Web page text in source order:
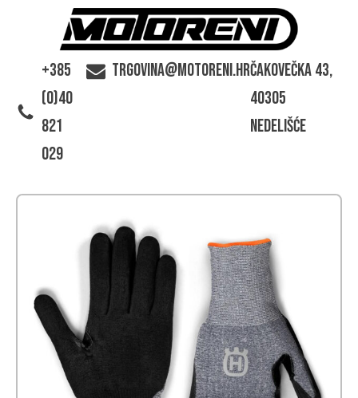
+385
(0)40
821
029
trgovina@motoreni.hrČakovečka 43,
40305
Nedelišće